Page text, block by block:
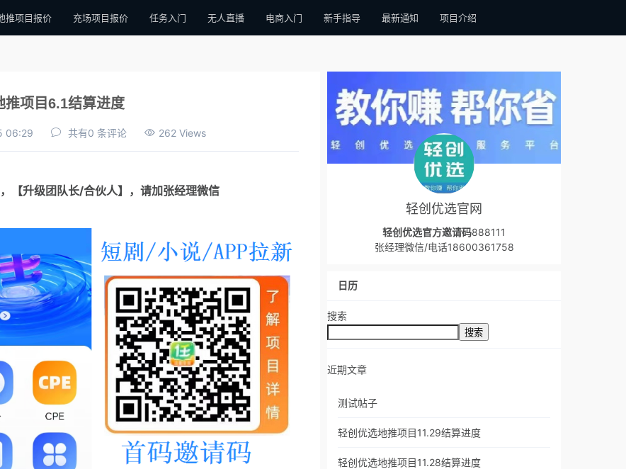
推项目报价 充场项目报价 任务入门 无人直播 电商入门 新手指导 最新通知 项目介绍
推项目6.1结算进度
06:29 共有0 条评论 262 Views
【升级团队长/合伙人】，请加张经理微信
轻创优选官网
轻创优选官方邀请码888111
张经理微信/电话18600361758
日历
搜索
搜索
近期文章
测试帖子
轻创优选地推项目11.29结算进度
轻创优选地推项目11.28结算进度